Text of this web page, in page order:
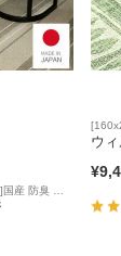
ング家具
ーブル・セット
産 防臭 床
ウ
¥